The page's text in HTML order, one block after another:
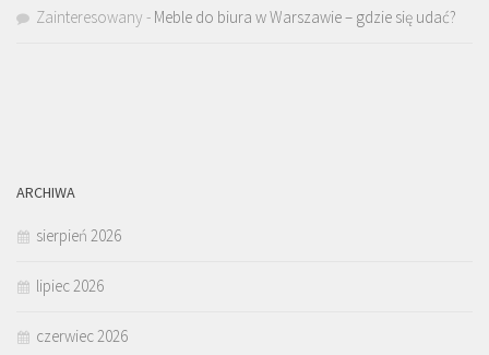
Zainteresowany - Meble do biura w Warszawie – gdzie się udać?
ARCHIWA
sierpień 2026
lipiec 2026
czerwiec 2026